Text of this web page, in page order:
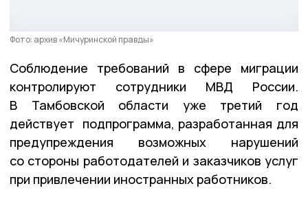
Фото: архив «Мичуринской правды»
Соблюдение требований в сфере миграции
контролируют сотрудники МВД России.
В Тамбовской области уже третий год
действует подпрограмма, разработанная для
предупреждения возможных нарушений
со стороны работодателей и заказчиков услуг
при привлечении иностранных работников.